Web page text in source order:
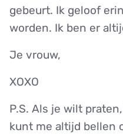
gebeurt. Ik geloof
worden. Ik ben er
Je vrouw,
XOXO
P.S. Als je wilt
kunt me altijd bellen